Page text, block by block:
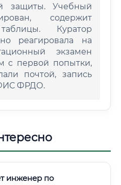
защиты. Учебный
содержит
Куратор
реагировала на
экзамен
с первой попытки,
почтой, запись
ФРДО.
инженер по